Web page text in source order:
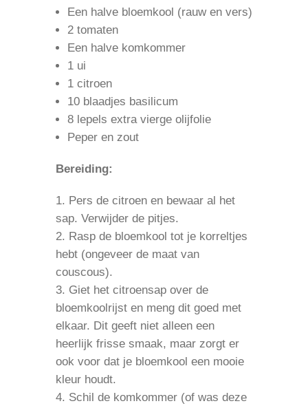
Een halve bloemkool (rauw en vers)
2 tomaten
Een halve komkommer
1 ui
1 citroen
10 blaadjes basilicum
8 lepels extra vierge olijfolie
Peper en zout
Bereiding:
Pers de citroen en bewaar al het
sap. Verwijder de pitjes.
Rasp de bloemkool tot je korreltjes
hebt (ongeveer de maat van
couscous).
Giet het citroensap over de
bloemkoolrijst en meng dit goed met
elkaar. Dit geeft niet alleen een
heerlijk frisse smaak, maar zorgt er
ook voor dat je bloemkool een mooie
kleur houdt.
Schil de komkommer (of was deze